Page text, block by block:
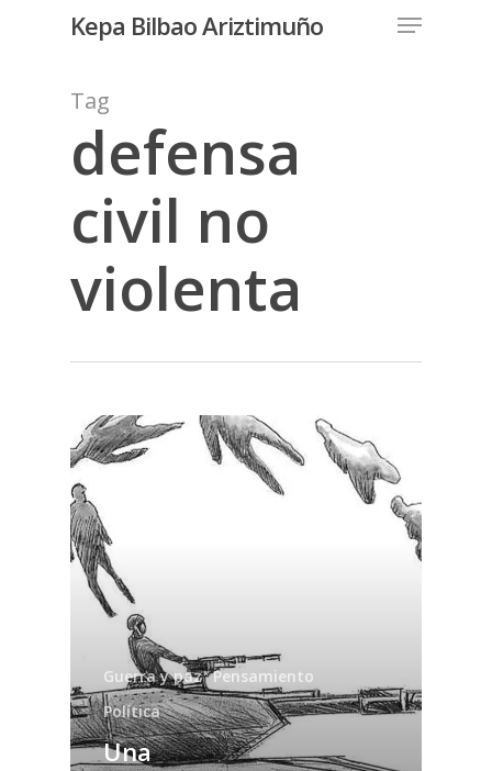
Kepa Bilbao Ariztimuño Menu
Tag
defensa
civil no
violenta
Guerra y paz Pensamiento
Política
Una